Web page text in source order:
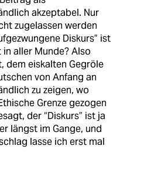
akzeptabel. Nur
zugelassen werden
Diskurs” ist
aller Munde? Also
dem eiskalten Gegröle
von Anfang an
zu zeigen, wo
Grenze gezogen
der “Diskurs” ist ja
längst im Gange, und
lasse ich erst mal